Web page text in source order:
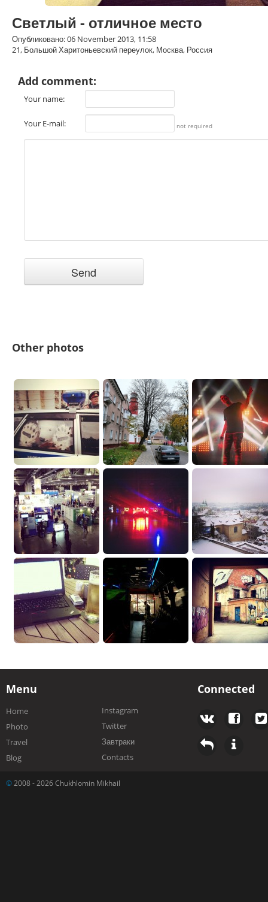
Светлый - отличное место
Опубликовано: 06 November 2013, 11:58
21, Большой Харитоньевский переулок, Москва, Россия
Add comment:
Your name:
Your E-mail: not required
Other photos
Menu
Home
Photo
Travel
Blog
Instagram
Twitter
Завтраки
Contacts
Connected
© 2008 - 2026 Chukhlomin Mikhail